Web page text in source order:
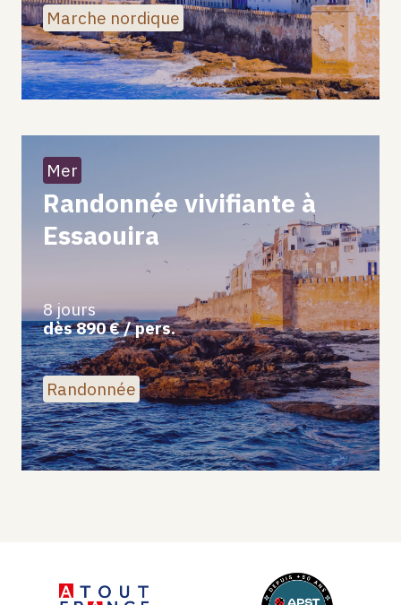
Marche nordique
Mer
Randonnée vivifiante à
Essaouira
8 jours
dès 890 € / pers.
Randonnée